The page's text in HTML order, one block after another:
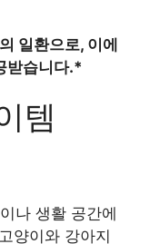
일환으로, 이에
받습니다.*
템
나 생활 공간에
양이와 강아지